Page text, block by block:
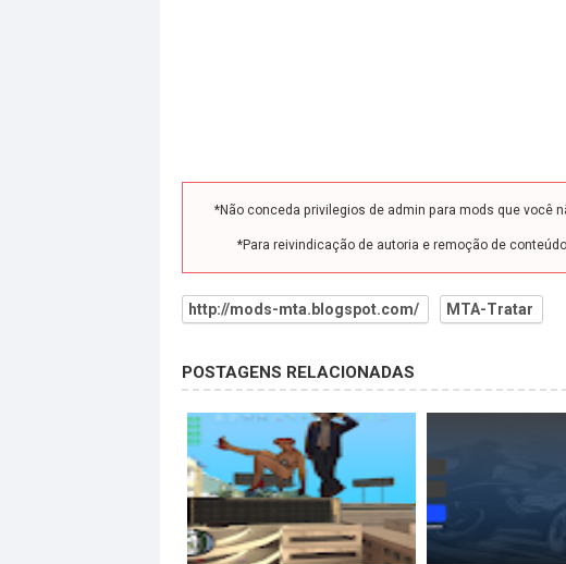
*Não conceda privilegios de admin para mods que você
*Para reivindicação de autoria e remoção de
http://mods-mta.blogspot.com/ MTA-Tratar
POSTAGENS RELACIONADAS